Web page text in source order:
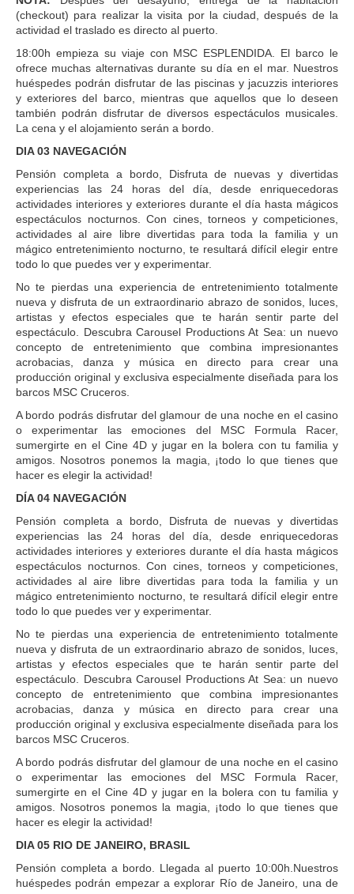
(checkout) para realizar la visita por la ciudad, después de la
actividad el traslado es directo al puerto.
18:00h empieza su viaje con MSC ESPLENDIDA. El barco le
ofrece muchas alternativas durante su día en el mar. Nuestros
huéspedes podrán disfrutar de las piscinas y jacuzzis interiores
y exteriores del barco, mientras que aquellos que lo deseen
también podrán disfrutar de diversos espectáculos musicales.
La cena y el alojamiento serán a bordo.
DIA 03 NAVEGACIÓN
Pensión completa a bordo, Disfruta de nuevas y divertidas
experiencias las 24 horas del día, desde enriquecedoras
actividades interiores y exteriores durante el día hasta mágicos
espectáculos nocturnos. Con cines, torneos y competiciones,
actividades al aire libre divertidas para toda la familia y un
mágico entretenimiento nocturno, te resultará difícil elegir entre
todo lo que puedes ver y experimentar.
No te pierdas una experiencia de entretenimiento totalmente
nueva y disfruta de un extraordinario abrazo de sonidos, luces,
artistas y efectos especiales que te harán sentir parte del
espectáculo. Descubra Carousel Productions At Sea: un nuevo
concepto de entretenimiento que combina impresionantes
acrobacias, danza y música en directo para crear una
producción original y exclusiva especialmente diseñada para los
barcos MSC Cruceros.
A bordo podrás disfrutar del glamour de una noche en el casino
o experimentar las emociones del MSC Formula Racer,
sumergirte en el Cine 4D y jugar en la bolera con tu familia y
amigos. Nosotros ponemos la magia, ¡todo lo que tienes que
hacer es elegir la actividad!
DÍA 04 NAVEGACIÓN
Pensión completa a bordo, Disfruta de nuevas y divertidas
experiencias las 24 horas del día, desde enriquecedoras
actividades interiores y exteriores durante el día hasta mágicos
espectáculos nocturnos. Con cines, torneos y competiciones,
actividades al aire libre divertidas para toda la familia y un
mágico entretenimiento nocturno, te resultará difícil elegir entre
todo lo que puedes ver y experimentar.
No te pierdas una experiencia de entretenimiento totalmente
nueva y disfruta de un extraordinario abrazo de sonidos, luces,
artistas y efectos especiales que te harán sentir parte del
espectáculo. Descubra Carousel Productions At Sea: un nuevo
concepto de entretenimiento que combina impresionantes
acrobacias, danza y música en directo para crear una
producción original y exclusiva especialmente diseñada para los
barcos MSC Cruceros.
A bordo podrás disfrutar del glamour de una noche en el casino
o experimentar las emociones del MSC Formula Racer,
sumergirte en el Cine 4D y jugar en la bolera con tu familia y
amigos. Nosotros ponemos la magia, ¡todo lo que tienes que
hacer es elegir la actividad!
DIA 05 RIO DE JANEIRO, BRASIL
Pensión completa a bordo. Llegada al puerto 10:00h.Nuestros
huéspedes podrán empezar a explorar Río de Janeiro, una de